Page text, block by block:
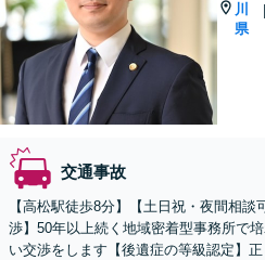
川
県
|
交通事故
【高松駅徒歩8分】【土日祝・夜間相
渉】50年以上続く地域密着型事務所で
い交渉をします【後遺症の等級認定】